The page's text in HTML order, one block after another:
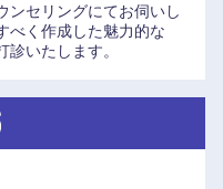
ンセリングにてお伺いし
べく作成した魅力的な
診いたします。
和歌山県